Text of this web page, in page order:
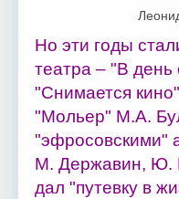
Но эти годы
театра – "В
"Снимается
"Мольер" М.А.
"эфросовскими"
М. Державин, Ю.
дал "путевку в